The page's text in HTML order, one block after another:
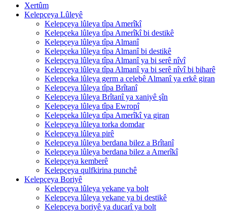
Xertûm
Kelepçeya Lûleyê
Kelepçeya lûleya tîpa Amerîkî
Kelepçeka lûleya tîpa Amerîkî bi destikê
Kelepçeya lûleya tîpa Almanî
Kelepçeka lûleya tîpa Almanî bi destikê
Kelepçeya lûleya tîpa Almanî ya bi serê nîvî
Kelepçeya lûleya tîpa Almanî ya bi serê nîvî bi biharê
Kelepçeka lûleya germ a celebê Almanî ya erkê giran
Kelepçeya lûleya tîpa Brîtanî
Kelepçeya lûleya Brîtanî ya xaniyê şîn
Kelepçeya lûleya tîpa Ewropî
Kelepçeka lûleya tîpa Amerîkî ya giran
Kelepçeya lûleya torka domdar
Kelepçeya lûleya pirê
Kelepçeya lûleya berdana bilez a Brîtanî
Kelepçeya lûleya berdana bilez a Amerîkî
Kelepçeya kemberê
Kelepçeya qulfkirina punchê
Kelepçeya Boriyê
Kelepçeya lûleya yekane ya bolt
Kelepçeya lûleya yekane ya bi destikê
Kelepçeya boriyê ya ducarî ya bolt